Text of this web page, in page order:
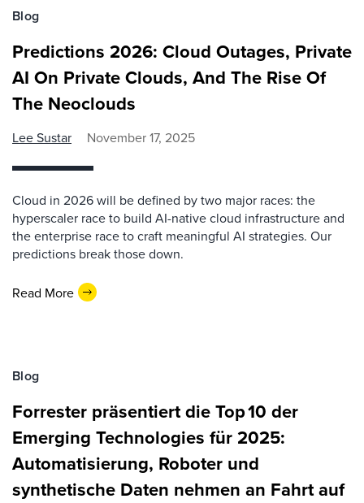
Blog
Predictions 2026: Cloud Outages, Private
AI On Private Clouds, And The Rise Of
The Neoclouds
Lee Sustar November 17, 2025
Cloud in 2026 will be defined by two major races: the
hyperscaler race to build AI-native cloud infrastructure and
the enterprise race to craft meaningful AI strategies. Our
predictions break those down.
Read More
Blog
Forrester präsentiert die Top 10 der
Emerging Technologies für 2025:
Automatisierung, Roboter und
synthetische Daten nehmen an Fahrt auf